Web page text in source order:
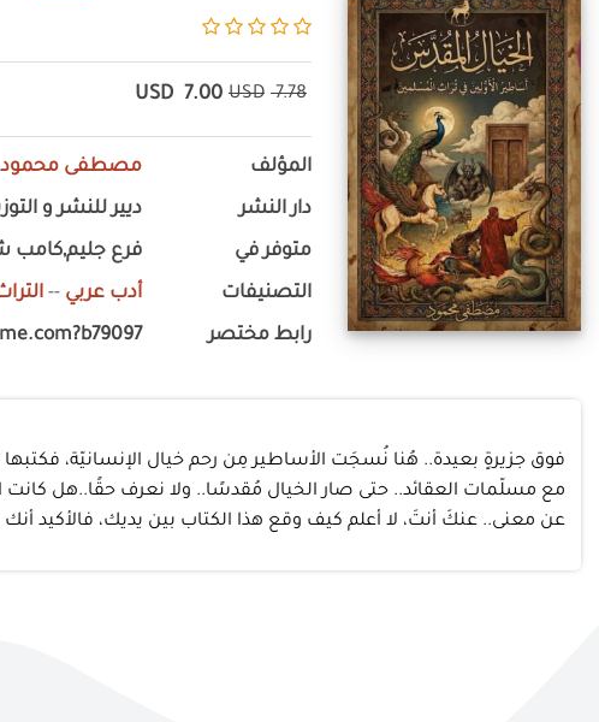
7.78
USD
7.00
USD
المؤلف مصطفى محمود
دار النشر ديير للنشر و
متوفر في فرع جليم,كامب
التصنيفات أدب عربي --
رابط مختصر
فوق جزيرةٍ بعيدة.. هُنا نُسجَت الأساطير مِن رحم خيال الإنسانيّة،
مع مسلّمات العقائد.. حتى صار الخيال مُقدسًا.. ولا نعرف حقًا..هل كانت
عن معنى.. عنكَ أنتَ، لا أعلم كيف وقع هذا الكتاب بين يديك، فالأكيد أنك